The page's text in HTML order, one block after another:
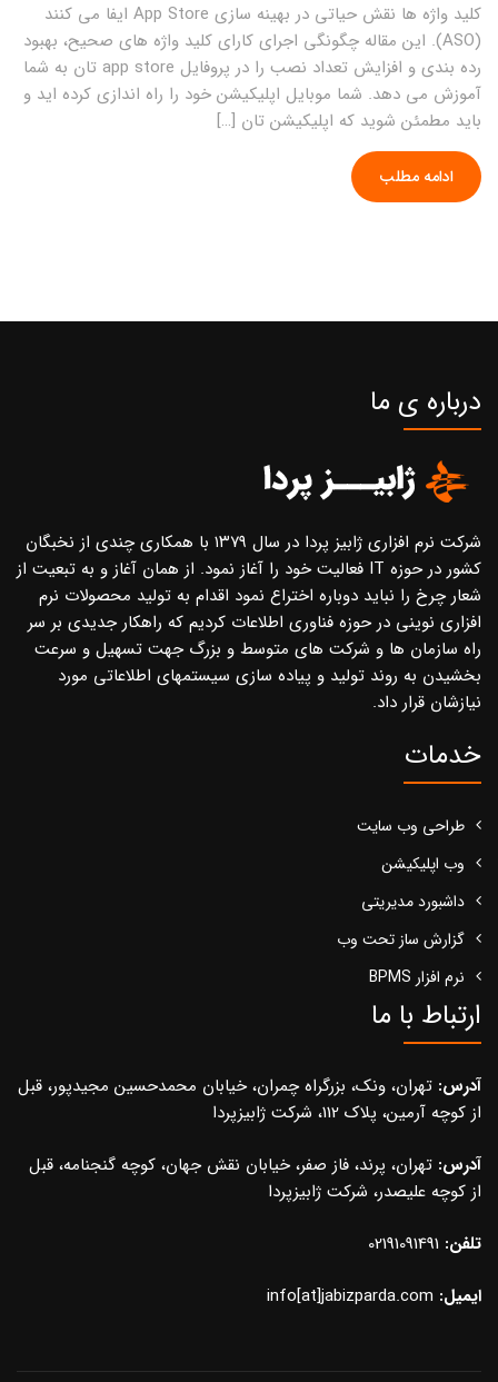
کلید واژه ها نقش حیاتی در بهینه سازی App Store ایفا می کنند
(ASO). این مقاله چگونگی اجرای کارای کلید واژه های صحیح، بهبود
رده بندی و افزایش تعداد نصب را در پروفایل app store تان به شما
آموزش می دهد. شما موبایل اپلیکیشن خود را راه اندازی کرده اید و
باید مطمئن شوید که اپلیکیشن تان […]
ادامه مطلب
درباره ی ما
شرکت نرم افزاری ژابیز پردا در سال ۱۳۷۹ با همکاری چندی از نخبگان
کشور در حوزه IT فعالیت خود را آغاز نمود. از همان آغاز و به تبعیت از
شعار چرخ را نباید دوباره اختراع نمود اقدام به تولید محصولات نرم
افزاری نوینی در حوزه فناوری اطلاعات کردیم که راهکار جدیدی بر سر
راه سازمان ها و شرکت های متوسط و بزرگ جهت تسهیل و سرعت
بخشیدن به روند تولید و پیاده سازی سیستمهای اطلاعاتی مورد
نیازشان قرار داد.
خدمات
طراحی وب سایت
وب اپلیکیشن
داشبورد مدیریتی
گزارش ساز تحت وب
نرم افزار BPMS
ارتباط با ما
آدرس: تهران، ونک، بزرگراه چمران، خیابان محمدحسین مجیدپور، قبل
از کوچه آرمین، پلاک 112، شرکت ژابیزپردا
آدرس: تهران، پرند، فاز صفر، خیابان نقش جهان، کوچه گنجنامه، قبل
از کوچه علیصدر، شرکت ژابیزپردا
تلفن: 02191091491
ایمیل: info[at]jabizparda.com